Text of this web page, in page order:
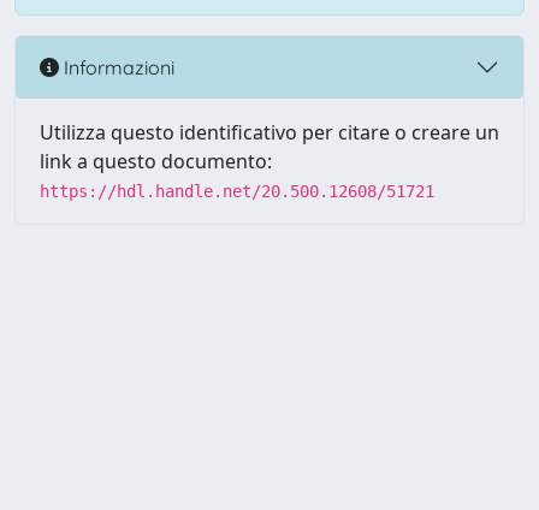
Informazioni
Utilizza questo identificativo per citare o creare un
link a questo documento:
https://hdl.handle.net/20.500.12608/51721